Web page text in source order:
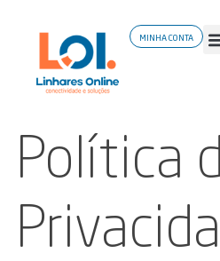
MINHA CONTA
Política